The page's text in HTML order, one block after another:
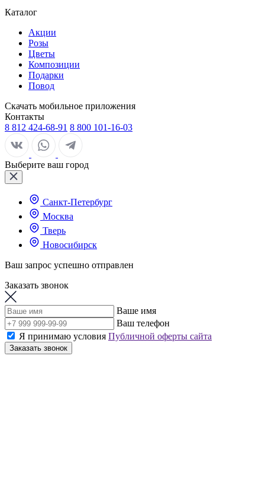
Каталог
Акции
Розы
Цветы
Композиции
Подарки
Повод
Скачать мобильное приложения
Контакты
8 812 424-68-91 8 800 101-16-03
Выберите ваш город
Санкт-Петербург
Москва
Тверь
Новосибирск
Ваш запрос успешно отправлен
Заказать звонок
Ваше имя
Ваш телефон
Я принимаю условия Публичной оферты сайта
Заказать звонок